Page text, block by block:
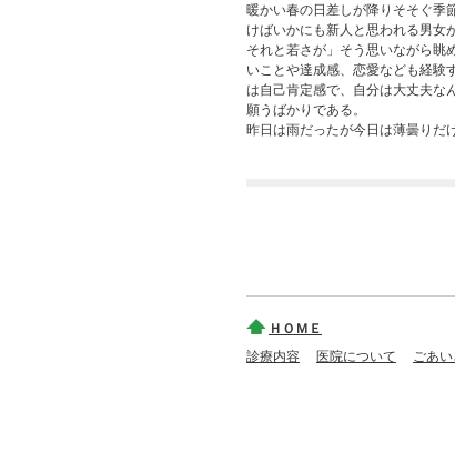
暖かい春の日差しが降りそそぐ季
けばいかにも新人と思われる男女
それと若さが」そう思いながら眺
いことや達成感、恋愛なども経験
は自己肯定感で、自分は大丈夫な
願うばかりである。
昨日は雨だったが今日は薄曇りだ
ＨＯＭＥ
診療内容
医院について ごあ